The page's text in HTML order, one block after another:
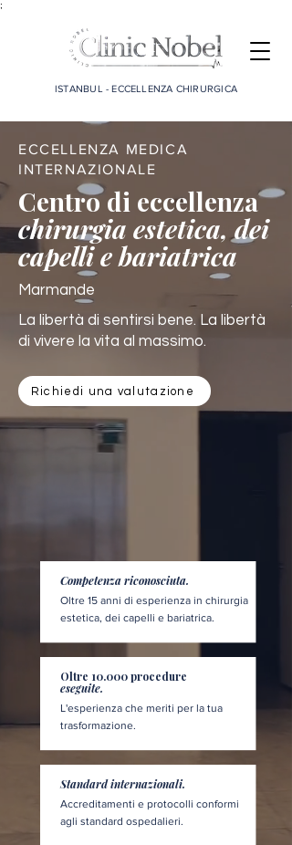
;
ISTANBUL - ECCELLENZA CHIRURGICA
ECCELLENZA MEDICA
INTERNAZIONALE
Centro di eccellenza
chirurgia estetica, dei
capelli e bariatrica
Marmande
La libertà di sentirsi bene. La libertà
di vivere la vita al massimo.
Richiedi una valutazione
Competenza riconosciuta.
Oltre 15 anni di esperienza in chirurgia
estetica, dei capelli e bariatrica.
Oltre 10.000 procedure
eseguite.
L'esperienza che meriti per la tua
trasformazione.
Standard internazionali.
Accreditamenti e protocolli conformi
agli standard ospedalieri.